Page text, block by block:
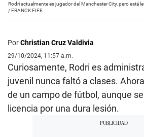
Rodri actualmente es jugador del Manchester City, pero está
/FRANCK FIFE
PorChristian Cruz Valdivia
29/10/2024, 11:57 a.m.
Curiosamente, Rodri es
juvenil nunca faltó a clases.
de un campo de fútbol, aunque
licencia por una dura lesión.